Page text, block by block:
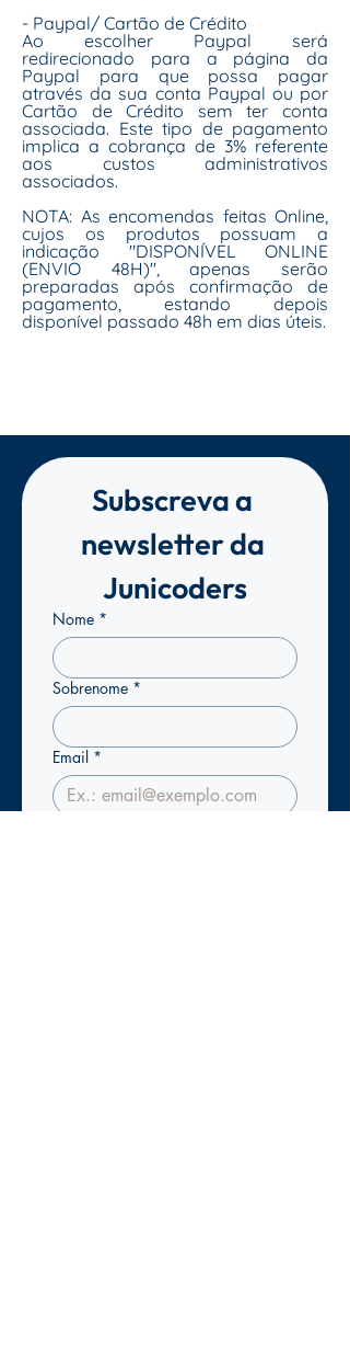
- Paypal/ Cartão de Crédito
Ao escolher Paypal será
redirecionado para a página da
Paypal para que possa pagar
através da sua conta Paypal ou por
Cartão de Crédito sem ter conta
associada. Este tipo de pagamento
implica a cobrança de 3% referente
aos custos administrativos
associados.
NOTA: As encomendas feitas Online,
cujos os produtos possuam a
indicação "DISPONÍVEL ONLINE
(ENVIO 48H)", apenas serão
preparadas após confirmação de
pagamento, estando depois
disponível passado 48h em dias úteis.
Subscreva a
newsletter da
Junicoders
Nome *
Sobrenome *
Email *